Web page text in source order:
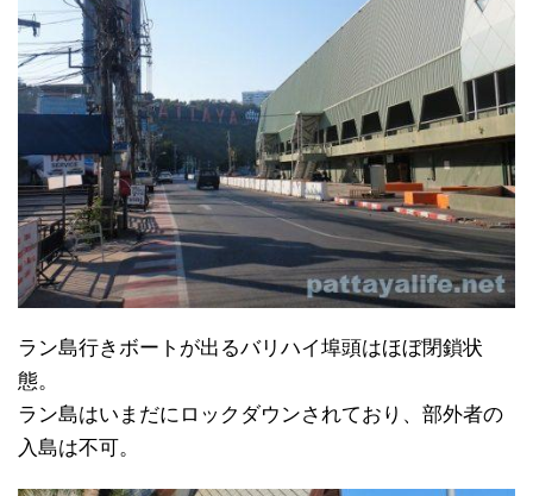
ラン島行きボートが出るバリハイ埠頭はほぼ閉鎖状
態。
ラン島はいまだにロックダウンされており、部外者の
入島は不可。